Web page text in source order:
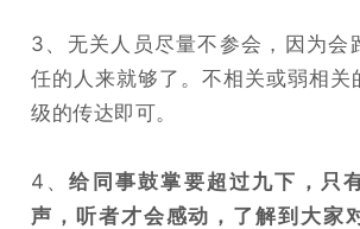
3、无关人员尽量不参会，因为会
任的人来就够了。不相关或弱相关
级的传达即可。
4、给同事鼓掌要超过九下，只
声，听者才会感动，了解到大家